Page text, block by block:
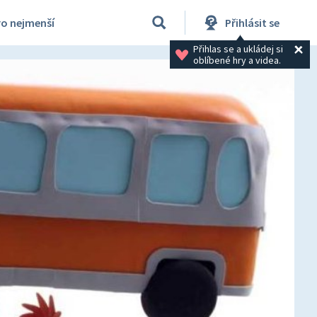
nejmenší Přihlásit se
Přihlas se a ukládej si
oblíbené hry a videa.